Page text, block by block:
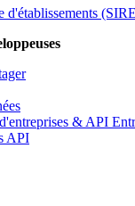
d'établissements
& API
API